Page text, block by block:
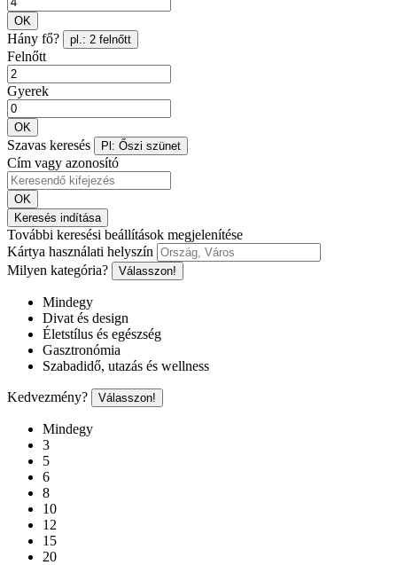
OK
Hány fő? pl.: 2 felnőtt
Felnőtt
Gyerek
OK
Szavas keresés Pl: Őszi szünet
Cím vagy azonosító
OK
Keresés indítása
További keresési beállítások megjelenítése
Kártya használati helyszín
Milyen kategória?
Válasszon!
Mindegy
Divat és design
Életstílus és egészség
Gasztronómia
Szabadidő, utazás és wellness
Kedvezmény? Válasszon!
Mindegy
3
5
6
8
10
12
15
20